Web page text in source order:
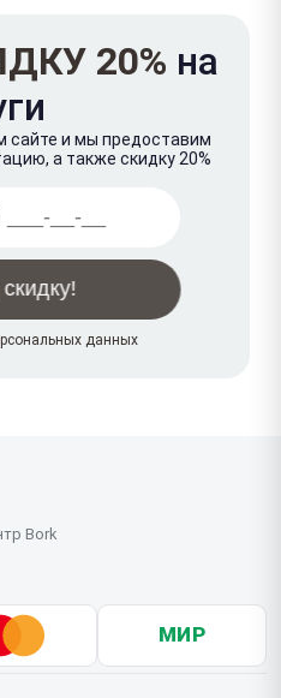
20% на
сайте и мы предоставим
а также скидку 20%
данных
Bork
МИР